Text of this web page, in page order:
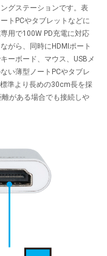
グステーションです。表
トPCやタブレットなどに
用で100W PD充電に対応
がら、同時にHDMIポート
ーボード、マウス、USBメ
い薄型ノートPCやタブレ
準より長めの30cm長を採
がある場合でも接続しや